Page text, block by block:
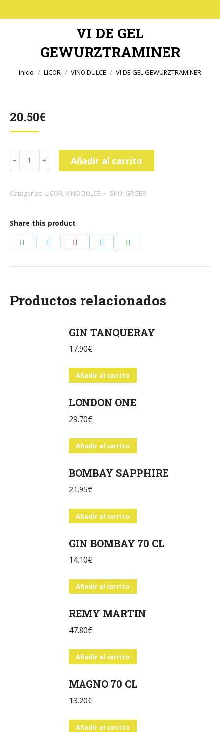
VI DE GEL
GEWURZTRAMINER
Estás aquí:
Inicio LICOR VINO DULCE VI DE GEL GEWURZTRAMINER
20.50€
DE
GEWURZTRAMINER
Añadir al carrito
Categorías: LICOR, VINO DULCE SKU: GRGER
Share this product
Productos relacionados
GIN TANQUERAY
17.90€
Añadir al carrito
LONDON ONE
29.70€
Añadir al carrito
BOMBAY SAPPHIRE
21.95€
Añadir al carrito
GIN BOMBAY 70 CL
14.10€
Añadir al carrito
REMY MARTIN
47.80€
Añadir al carrito
MAGNO 70 CL
13.20€
Añadir al carrito